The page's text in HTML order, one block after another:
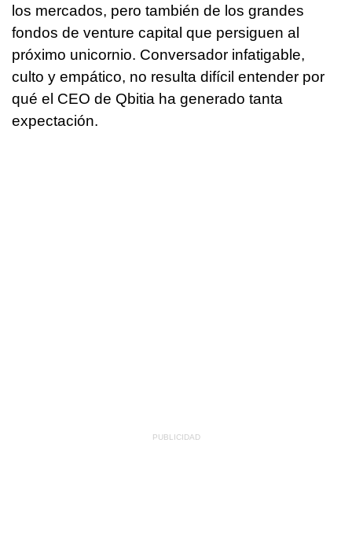
los mercados, pero también de los grandes
fondos de venture capital que persiguen al
próximo unicornio. Conversador infatigable,
culto y empático, no resulta difícil entender por
qué el CEO de Qbitia ha generado tanta
expectación.